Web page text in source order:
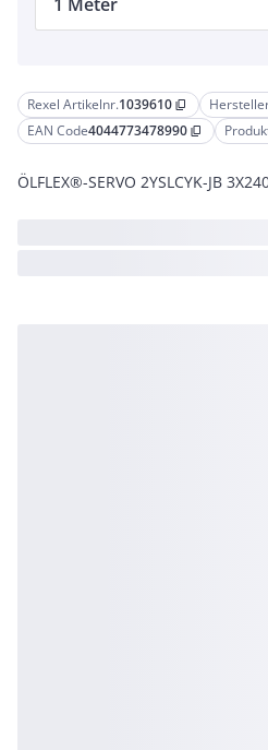
Rexel Artikelnr.1039610 content_copy
EAN Code4044773478990 content_copy
ÖLFLEX®-SERVO 2YSLCYK-JB